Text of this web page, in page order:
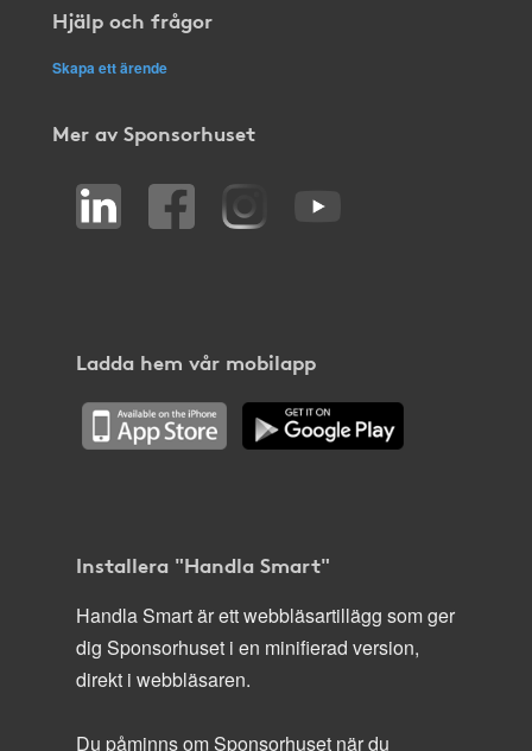
Hjälp och frågor
Skapa ett ärende
Mer av Sponsorhuset
Ladda hem vår mobilapp
Installera "Handla Smart"
Handla Smart är ett webbläsartillägg som ger
dig Sponsorhuset i en minifierad version,
direkt i webbläsaren.
Du påminns om Sponsorhuset när du